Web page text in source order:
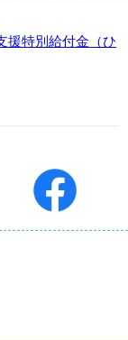
援特別給付金（ひ